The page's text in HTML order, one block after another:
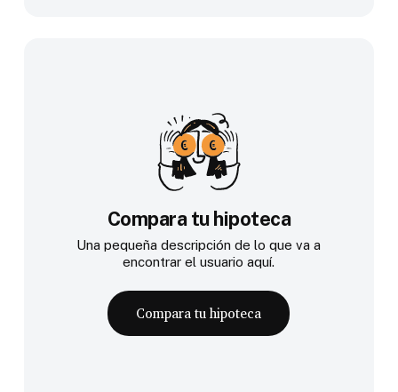
Compara tu hipoteca
Una pequeña descripción de lo que va a
encontrar el usuario aquí.
Compara tu hipoteca